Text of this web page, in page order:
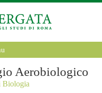
Aerobiologico
Biologia